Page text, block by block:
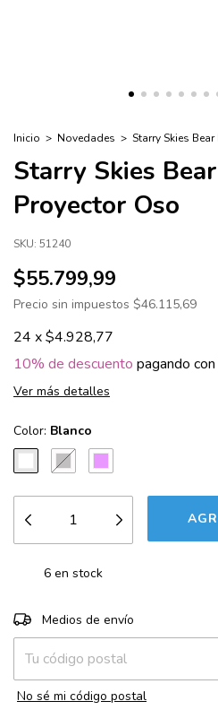
Inicio > Novedades > Starry Skies
Starry Skies
Proyector Oso
SKU: 51240
$55.799,99
Precio sin impuestos $46.115,69
24 x$4.928,77
10% de descuento pagando
Ver más detalles
Color: Blanco
6 en stock
Entregas para el CP:
Medios de envío
No sé mi código postal